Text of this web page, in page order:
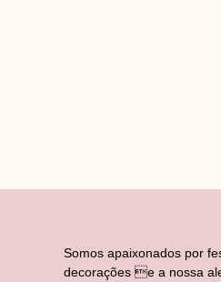
Somos apaixonados por
decorações e a nossa